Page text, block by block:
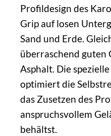
Profildesign des
Grip auf losen
Sand und Erde.
überraschend guten
Asphalt. Die
optimiert die
das Zusetzen des
anspruchsvollem
behältst.